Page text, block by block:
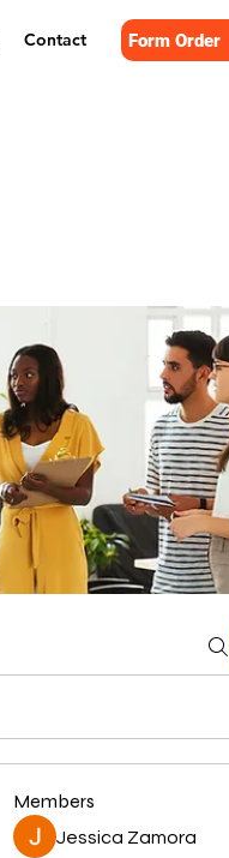
Contact Form Order
Members
Jessica Zamora